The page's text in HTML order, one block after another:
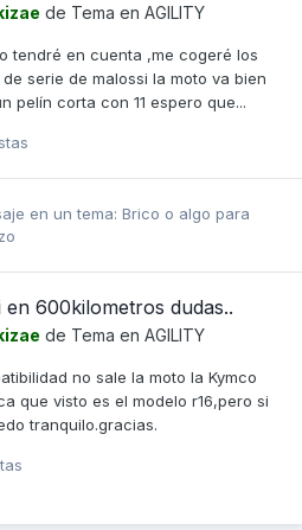
de Tema en AGILITY
tendré en cuenta ,me cogeré los
serie de malossi la moto va bien
pelín corta con 11 espero que...
en un tema: Brico o algo para
600kilometros dudas..
de Tema en AGILITY
no sale la moto la Kymco
que visto es el modelo r16,pero si
tranquilo.gracias.